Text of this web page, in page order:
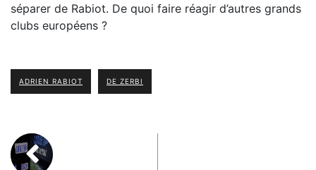
séparer de Rabiot. De quoi faire réagir d’autres grands
clubs européens ?
ADRIEN RABIOT DE ZERBI